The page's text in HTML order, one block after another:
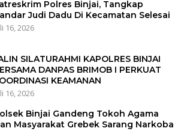
Polres Binjai, Tangkap
Judi Dadu Di Kecamatan Selesai
16, 2026
SILATURAHMI KAPOLRES BINJAI
DANPAS BRIMOB I PERKUAT
KEAMANAN
16, 2026
Binjai Gandeng Tokoh Agama
Masyarakat Grebek Sarang Narkoba